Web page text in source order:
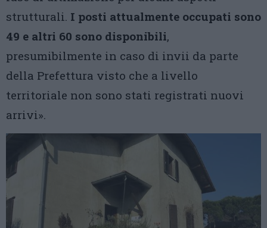
strutturali. I posti attualmente occupati sono
49 e altri 60 sono disponibili,
presumibilmente in caso di invii da parte
della Prefettura visto che a livello
territoriale non sono stati registrati nuovi
arrivi».